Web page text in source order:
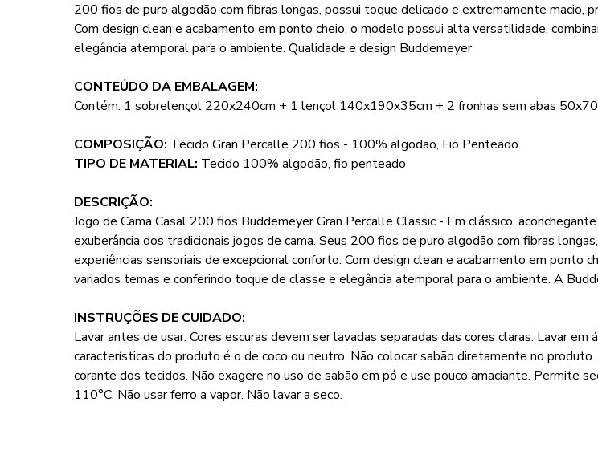
200 fios de puro algodão com fibras longas, possui toque delicado e extremamente macio,
Com design clean e acabamento em ponto cheio, o modelo possui alta versatilidade,
elegância atemporal para o ambiente. Qualidade e design Buddemeyer
CONTEÚDO DA EMBALAGEM:
Contém: 1 sobrelençol 220x240cm + 1 lençol 140x190x35cm + 2 fronhas sem abas
COMPOSIÇÃO: Tecido Gran Percalle 200 fios - 100% algodão, Fio Penteado
TIPO DE MATERIAL: Tecido 100% algodão, fio penteado
DESCRIÇÃO:
Jogo de Cama Casal 200 fios Buddemeyer Gran Percalle Classic - Em clássico,
exuberância dos tradicionais jogos de cama. Seus 200 fios de puro algodão com fibras
experiências sensoriais de excepcional conforto. Com design clean e acabamento em
variados temas e conferindo toque de classe e elegância atemporal para o ambiente. A
INSTRUÇÕES DE CUIDADO:
Lavar antes de usar. Cores escuras devem ser lavadas separadas das cores claras. Lavar
características do produto é o de coco ou neutro. Não colocar sabão diretamente no
corante dos tecidos. Não exagere no uso de sabão em pó e use pouco amaciante. Permite
110°C. Não usar ferro a vapor. Não lavar a seco.